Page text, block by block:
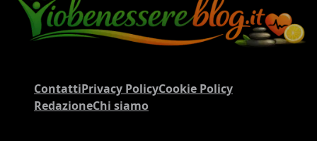
ContattiPrivacy PolicyCookie Policy
RedazioneChi siamo